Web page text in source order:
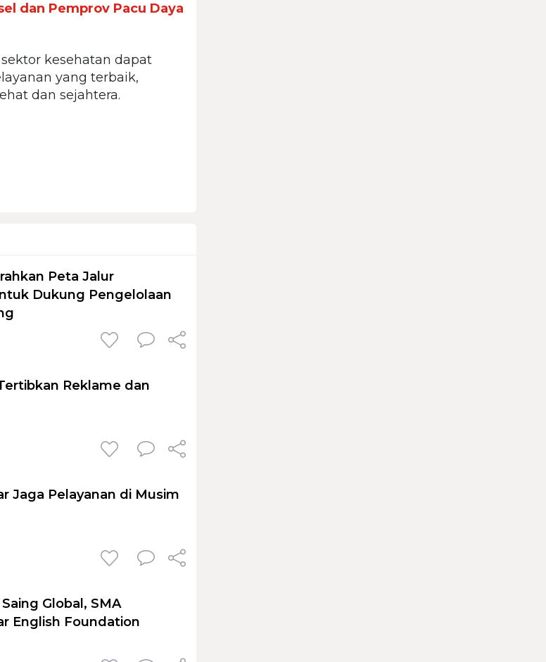
dan Pemprov Pacu Daya
kesehatan dapat
yang terbaik,
dan sejahtera.
Peta Jalur
Dukung Pengelolaan
Reklame dan
Jaga Pelayanan di Musim
Global, SMA
English Foundation